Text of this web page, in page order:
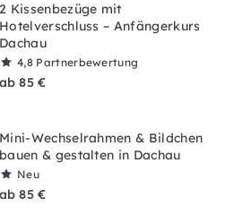
2 Kissenbezüge mit
Hotelverschluss – Anfängerkurs
Dachau
4,8 Partnerbewertung
ab 85 €
Mini-Wechselrahmen & Bildchen
bauen & gestalten in Dachau
Neu
ab 85 €